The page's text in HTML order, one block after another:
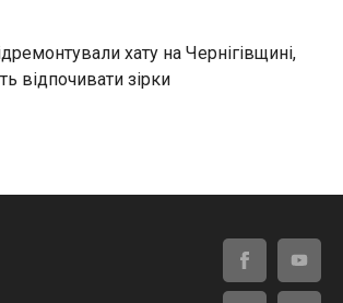
хату на Чернігівщині,
відпочивати зірки